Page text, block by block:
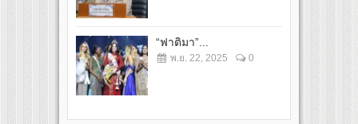
“ฟาติมา”...
พ.ย. 22, 2025 0